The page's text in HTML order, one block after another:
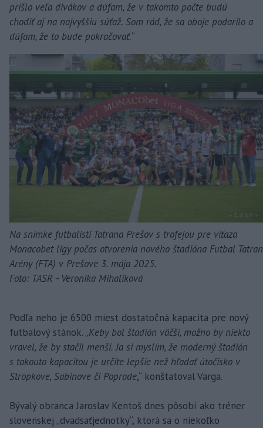
prišlo veľa divákov a dúfam, že v takomto počte budú
chodiť aj na najvyššiu súťaž. Som rád, že sa oboje podarilo a
dúfam, že to bude pokračovať.“
Na snímke futbalisti Tatrana Prešov s trofejou pre víťaza
Monacobet ligy počas otvorenia nového štadióna Futbal Tatran
Arény (FTA) v Prešove 3. mája 2025.
Foto: TASR - Veronika Mihaliková
Podľa neho je 6500 miest dostatočná kapacita pre nový
futbalový stánok. „Keby bol štadión väčší, možno by niekto
vravel, že by stačil menší. Ja si myslím, že moderný štadión
s takouto kapacitou je určite lepšie než hľadať útočisko v
Stropkove, Sabinove či Poprade,“ konštatoval Varga.
Bývalý obranca Jaroslav Kentoš dnes pôsobí ako tréner
slovenskej „dvadsaťjednotky“, ktorá sa o niekoľko